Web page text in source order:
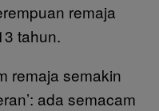
remaja
tahun.
remaja semakin
ada semacam